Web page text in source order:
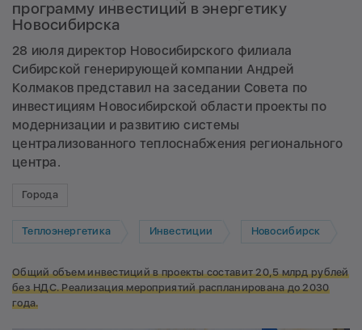
программу инвестиций в энергетику
Новосибирска
28 июля директор Новосибирского филиала
Сибирской генерирующей компании Андрей
Колмаков представил на заседании Совета по
инвестициям Новосибирской области проекты по
модернизации и развитию системы
централизованного теплоснабжения регионального
центра.
Города
Теплоэнергетика Инвестиции Новосибирск
Общий объем инвестиций в проекты составит 20,5 млрд рублей
без НДС. Реализация мероприятий распланирована до 2030
года.